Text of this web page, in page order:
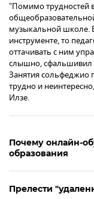
"Помимо трудностей
музыкальной школе.
инструменте, то
оттачивать с ним
слышно, сфальшивил
Занятия сольфеджио
трудно и
Илзе.
Почему онлайн-
образования
Прелести